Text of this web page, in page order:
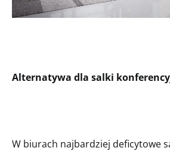
Alternatywa dla salki
W biurach najbardziej deficytowe